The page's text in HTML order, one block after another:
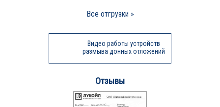
Все отгрузки »
Видео работы устройств
размыва донных отложений
Отзывы